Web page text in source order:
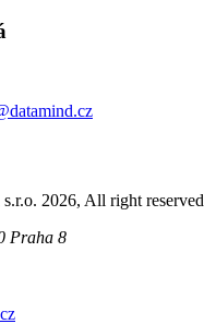
2026, All right reserved
Praha 8